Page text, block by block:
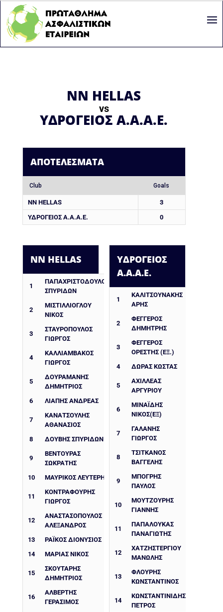
NN HELLAS
vs
ΥΔΡΟΓΕΙΟΣ Α.Α.Α.Ε.
ΑΠΟΤΕΛΈΣΜΑΤΑ
Club Goals
NN HELLAS
3
ΥΔΡΟΓΕΙΟΣ Α.Α.Α.Ε.
0
NN HELLAS
1
ΠΑΠΑΧΡΙΣΤΟΔΟΥΛΟΥ
ΣΠΥΡΙΔΩΝ
2
ΜΙΣΤΙΛΛΙΟΓΛΟΥ
ΝΙΚΟΣ
3
ΣΤΑΥΡΟΠΟΥΛΟΣ
ΓΙΩΡΓΟΣ
4
ΚΑΛΛΙΑΜΒΑΚΟΣ
ΓΙΩΡΓΟΣ
5
ΔΟΥΡΑΜΑΝΗΣ
ΔΗΜΗΤΡΙΟΣ
6
ΛΙΑΠΗΣ ΑΝΔΡΕΑΣ
7
ΚΑΝΑΤΣΟΥΛΗΣ
ΑΘΑΝΑΣΙΟΣ
8
ΔΟΥΒΗΣ ΣΠΥΡΙΔΩΝ
9
ΒΕΝΤΟΥΡΑΣ
ΣΩΚΡΑΤΗΣ
10
ΜΑΥΡΙΚΟΣ ΛΕΥΤΕΡΗΣ
11
ΚΟΝΤΡΑΦΟΥΡΗΣ
ΓΙΩΡΓΟΣ
12
ΑΝΑΣΤΑΣΟΠΟΥΛΟΣ
ΑΛΕΞΑΝΔΡΟΣ
13
ΡΑΪΚΟΣ ΔΙΟΝΥΣΙΟΣ
14
ΜΑΡΙΑΣ ΝΙΚΟΣ
15
ΣΚΟΥΤΑΡΗΣ
ΔΗΜΗΤΡΙΟΣ
16
ΑΛΒΕΡΤΗΣ
ΓΕΡΑΣΙΜΟΣ
ΥΔΡΟΓΕΙΟΣ
Α.Α.Α.Ε.
1
ΚΑΛΙΤΣΟΥΝΑΚΗΣ
ΑΡΗΣ
2
ΦΕΓΓΕΡΌΣ
ΔΗΜΉΤΡΗΣ
3
ΦΕΓΓΕΡΌΣ
ΟΡΈΣΤΗΣ (ΕΞ.)
4
ΔΩΡΑΣ ΚΩΣΤΑΣ
5
ΑΧΙΛΛΕΑΣ
ΑΡΓΥΡΙΟΥ
6
ΜΙΝΑΪΔΗΣ
ΝΙΚΟΣ(ΕΞ)
7
ΓΑΛΆΝΗΣ
ΓΙΏΡΓΟΣ
8
ΤΣΙΤΚΑΝΟΣ
ΒΑΓΓΕΛΗΣ
9
ΜΠΌΓΡΗΣ
ΠΑΎΛΟΣ
10
ΜΟΥΤΖΟΎΡΗΣ
ΓΙΆΝΝΗΣ
11
ΠΑΠΑΛΟΥΚΆΣ
ΠΑΝΑΓΙΏΤΗΣ
12
ΧΑΤΖΗΣΤΕΡΓΊΟΥ
ΜΑΝΏΛΗΣ
13
ΦΛΟΥΡΉΣ
ΚΩΝΣΤΑΝΤΊΝΟΣ
14
ΚΩΝΣΤΑΝΤΙΝΊΔΗΣ
ΠΈΤΡΟΣ